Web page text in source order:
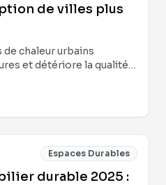
de villes plus
chaleur urbains
et détériore la qualité
les solutions
repenser les espaces
Espaces Durables
durable 2025 :